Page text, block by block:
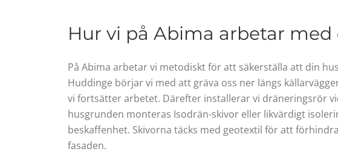
Hur vi på Abima arbetar
På Abima arbetar vi metodiskt för att säkerställa att din
Huddinge börjar vi med att gräva oss ner längs
vi fortsätter arbetet. Därefter installerar vi dräneringsrör
husgrunden monteras Isodrän-skivor eller likvärdigt
beskaffenhet. Skivorna täcks med geotextil för att
fasaden.